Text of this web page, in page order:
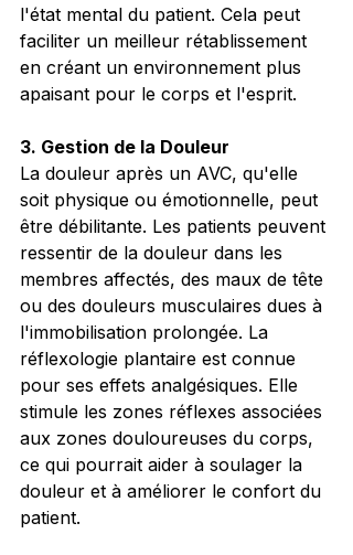
l'état mental du patient. Cela peut
faciliter un meilleur rétablissement
en créant un environnement plus
apaisant pour le corps et l'esprit.
3. Gestion de la Douleur
La douleur après un AVC, qu'elle
soit physique ou émotionnelle, peut
être débilitante. Les patients peuvent
ressentir de la douleur dans les
membres affectés, des maux de tête
ou des douleurs musculaires dues à
l'immobilisation prolongée. La
réflexologie plantaire est connue
pour ses effets analgésiques. Elle
stimule les zones réflexes associées
aux zones douloureuses du corps,
ce qui pourrait aider à soulager la
douleur et à améliorer le confort du
patient.